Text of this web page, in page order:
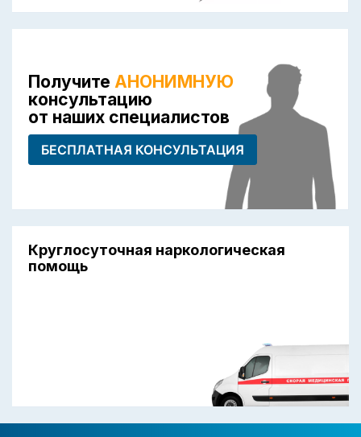
Получите АНОНИМНУЮ
консультацию
от наших специалистов
БЕСПЛАТНАЯ КОНСУЛЬТАЦИЯ
Круглосуточная наркологическая
помощь